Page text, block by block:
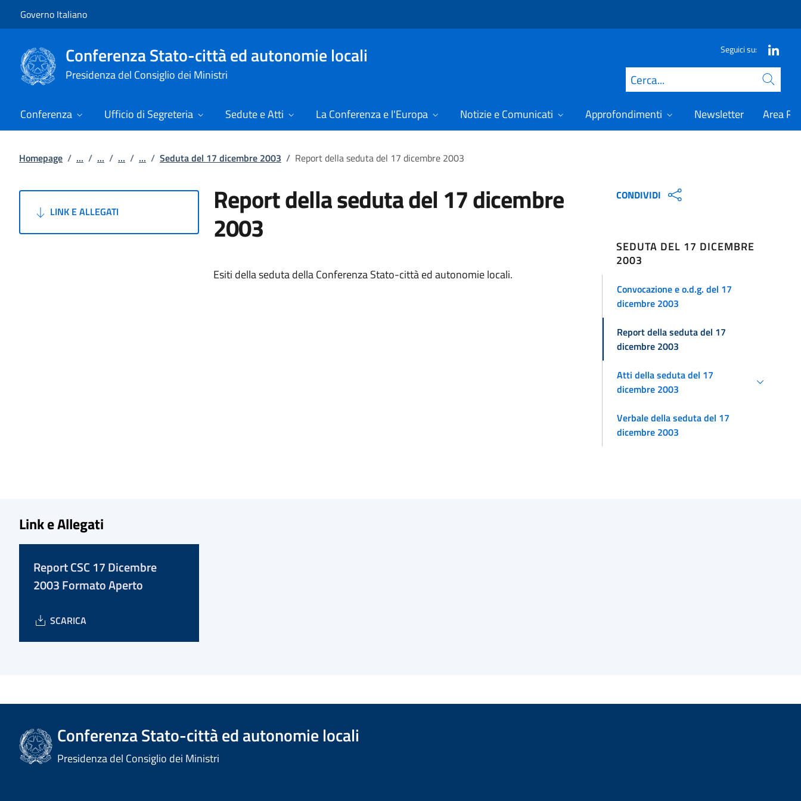
Governo Italiano
Conferenza Stato-città ed autonomie locali
Presidenza del Consiglio dei Ministri
Seguici su:
Cerca
Conferenza Ufficio di Segreteria Sedute e Atti La Conferenza e l'Europa Notizie e Comunicati Approfondimenti Newsletter Area
Homepage / ... / ... / ... / ... / Seduta del 17 dicembre 2003 / Report della seduta del 17 dicembre 2003
LINK E ALLEGATI Report della seduta del 17 dicembre
2003
Esiti della seduta della Conferenza Stato-città ed autonomie locali.
CONDIVIDI
SEDUTA DEL 17 DICEMBRE
2003
Convocazione e o.d.g. del 17
dicembre 2003
Report della seduta del 17
dicembre 2003
Atti della seduta del 17
dicembre 2003
Verbale della seduta del 17
dicembre 2003
Link e Allegati
Report CSC 17 Dicembre
2003 Formato Aperto
SCARICA
Conferenza Stato-città ed autonomie locali
Presidenza del Consiglio dei Ministri